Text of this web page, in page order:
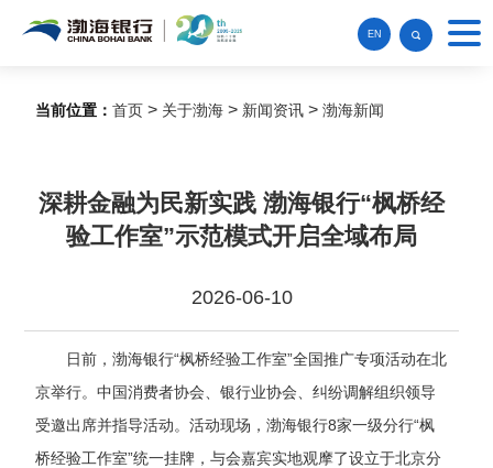
EN
当前位置： 首页> 关于渤海> 新闻资讯> 渤海新闻
深耕金融为民新实践 渤海银行“枫桥经
验工作室”示范模式开启全域布局
2026-06-10
日前， 渤海银行“枫桥经验工作室”全国推广专项活动在北
京举行。 中国消费者协会、 银行业协会 纠纷调解组织领导
受邀出席并指导活动。活动现场，渤海银行8家一级分行“枫
桥经验工作室”统一挂牌，与会嘉宾实地观摩了设立于北京分